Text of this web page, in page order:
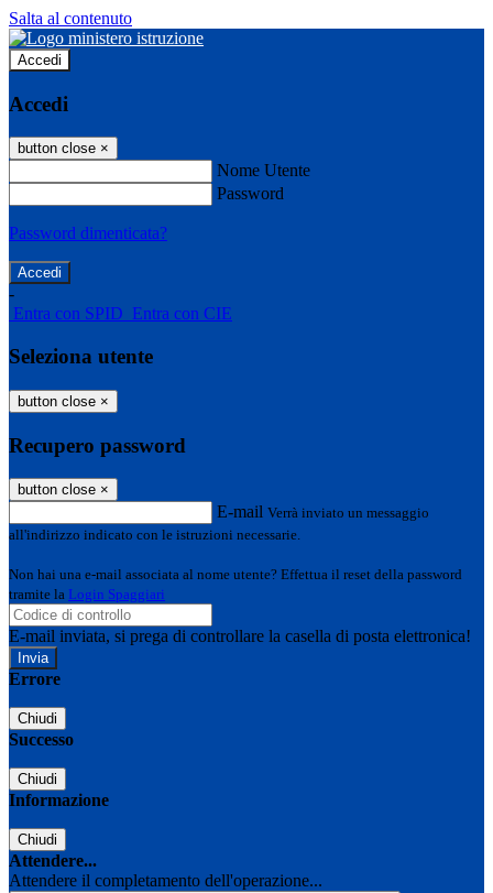
Salta al contenuto
Accedi
Accedi
button close ×
Nome Utente
Password
Password dimenticata?
-
Entra con SPID Entra con CIE
Seleziona utente
button close ×
Recupero password
button close ×
E-mail Verrà inviato un messaggio
all'indirizzo indicato con le istruzioni necessarie.
Non hai una e-mail associata al nome utente? Effettua il reset della password
tramite la Login Spaggiari
E-mail inviata, si prega di controllare la casella di posta elettronica!
Errore
Chiudi
Successo
Chiudi
Informazione
Chiudi
Attendere...
Attendere il completamento dell'operazione...